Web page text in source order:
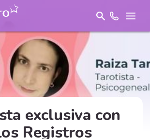
exclusiva con
Registros